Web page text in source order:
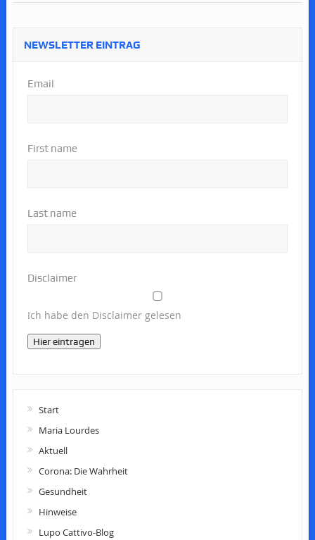
NEWSLETTER EINTRAG
Email
First name
Last name
Disclaimer
Ich habe den Disclaimer gelesen
Hier eintragen
Start
Maria Lourdes
Aktuell
Corona: Die Wahrheit
Gesundheit
Hinweise
Lupo Cattivo-Blog